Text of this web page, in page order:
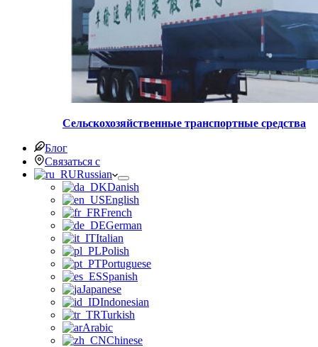
Сельскохозяйственные транспортные средства
Блог
Связаться с
Russian
Danish
English
French
German
Italian
Polish
Portuguese
Spanish
Japanese
Indonesian
Turkish
Arabic
Chinese